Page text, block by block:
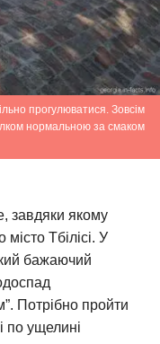
прогулюватися. Зовсім
нормальною за смаком
завдяки якому
Тбілісі. У
бажаючий
Потрібно пройти
по ущелині